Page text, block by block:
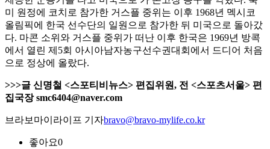
미 원정에 코치로 참가한 거스플 중위는 이후 1968년 멕시코
올림픽에 한국 선수단의 일원으로 참가한 뒤 미국으로 돌아갔
다. 마콘 소위와 거스플 중위가 떠난 이후 한국은 1969년 방콕
에서 열린 제5회 아시아남자농구선수권대회에서 드디어 처음
으로 정상에 올랐다.
>>>글 신명철 <스포티비뉴스> 편집위원, 전 <스포츠서울> 편
집국장 smc6404@naver.com
브라보마이라이프 기자bravo@bravo-mylife.co.kr
좋아요0